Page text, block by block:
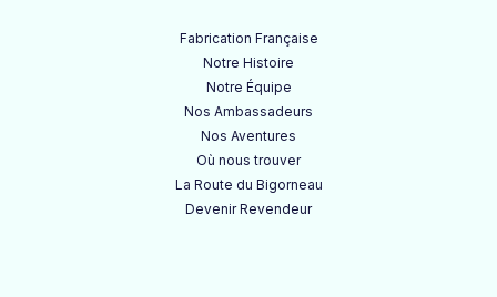
Fabrication Française
Notre Histoire
Notre Équipe
Nos Ambassadeurs
Nos Aventures
Où nous trouver
La Route du Bigorneau
Devenir Revendeur